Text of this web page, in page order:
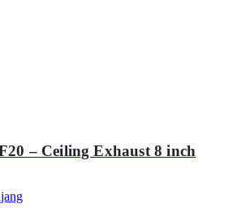
– Ceiling Exhaust 8 inch